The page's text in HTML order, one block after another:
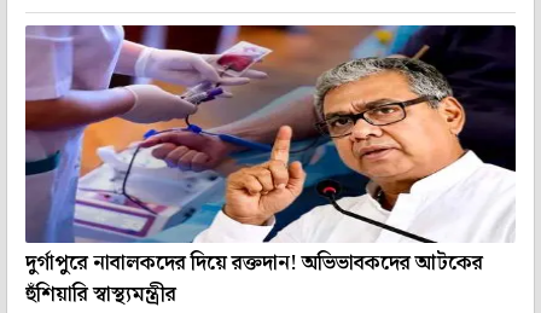
দুর্গাপুরে নাবালকদের দিয়ে রক্তদান! অভিভাবকদের আটকের
হুঁশিয়ারি স্বাস্থ্যমন্ত্রীর